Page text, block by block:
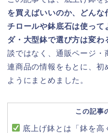
を買えばいいのか、どんな
チロールや鉢底石は使って
ダ・大型鉢で選び方は変わ
談ではなく、通販ページ・
連商品の情報をもとに、初
ようにまとめました。
この記事
底上げ鉢とは「鉢を高